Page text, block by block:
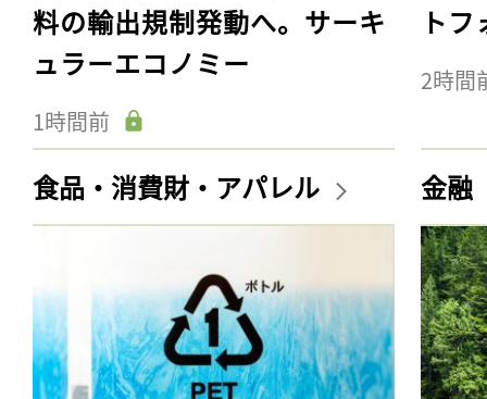
料の輸出規制発動へ。サーキ
ュラーエコノミー
1時間前
ト
2時間
食品・消費財・アパレル 金融